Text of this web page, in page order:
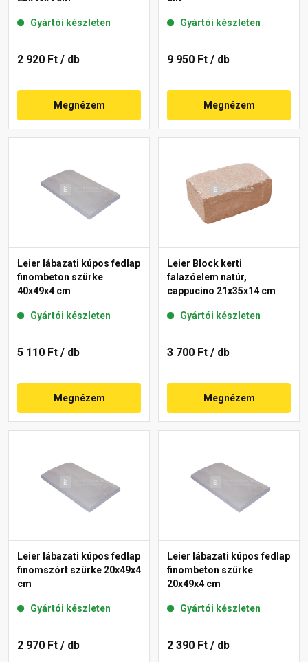
Gyártói készleten
2 920 Ft / db
Megnézem
Gyártói készleten
9 950 Ft / db
Megnézem
Leier lábazati kúpos fedlap
finombeton szürke
40x49x4 cm
Gyártói készleten
5 110 Ft / db
Megnézem
Leier Block kerti
falazóelem natúr,
cappucino 21x35x14 cm
Gyártói készleten
3 700 Ft / db
Megnézem
Leier lábazati kúpos fedlap
finomszórt szürke 20x49x4
cm
Gyártói készleten
2 970 Ft / db
Leier lábazati kúpos fedlap
finombeton szürke
20x49x4 cm
Gyártói készleten
2 390 Ft / db